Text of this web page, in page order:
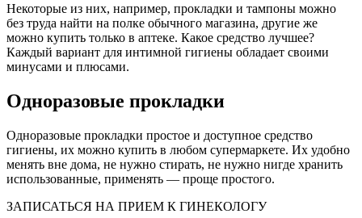
Некоторые из них, например, прокладки и тампоны можно
без труда найти на полке обычного магазина, другие же
можно купить только в аптеке. Какое средство лучшее?
Каждый вариант для интимной гигиены обладает своими
минусами и плюсами.
Одноразовые прокладки
Одноразовые прокладки простое и доступное средство
гигиены, их можно купить в любом супермаркете. Их удобно
менять вне дома, не нужно стирать, не нужно нигде хранить
использованные, применять — проще простого.
ЗАПИСАТЬСЯ НА ПРИЕМ К ГИНЕКОЛОГУ